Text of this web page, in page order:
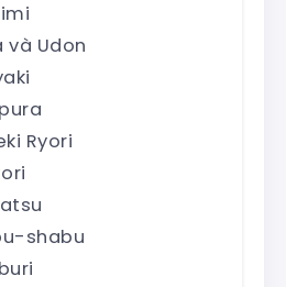
và Udon
Ryori
shabu